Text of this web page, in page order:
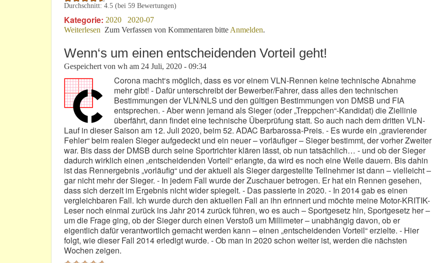
Durchschnitt: 4.5 (bei 59 Bewertungen)
Kategorie: 2020
2020-07
Weiterlesen über F1 am Nürburgring: Virtuell möglich – bald real?
Zum Verfassen von Kommentaren bitte Anmelden.
Wenn‘s um einen entscheidenden Vorteil geht!
Gespeichert von wh am 24 Juli, 2020 - 09:34
Corona macht‘s möglich, dass es vor einem VLN-Rennen keine technische Abnahme
mehr gibt! - Dafür unterschreibt der Bewerber/Fahrer, dass alles den technischen
Bestimmungen der VLN/NLS und den gültigen Bestimmungen von DMSB und FIA
entsprechen. - Aber wenn jemand als Sieger (oder „Treppchen“-Kandidat) die Ziellinie
überfährt, dann findet eine technische Überprüfung statt. So auch nach dem dritten VLN-
Lauf in dieser Saison am 12. Juli 2020, beim 52. ADAC Barbarossa-Preis. - Es wurde ein „gravierender
Fehler“ beim realen Sieger aufgedeckt und ein neuer – vorläufiger – Sieger bestimmt, der vorher Zweiter
war. Bis dass der DMSB durch seine Sportrichter klären lässt, ob nun tatsächlich… - und ob der Sieger
dadurch wirklich einen „entscheidenden Vorteil“ erlangte, da wird es noch eine Weile dauern. Bis dahin
ist das Rennergebnis „vorläufig“ und der aktuell als Sieger dargestellte Teilnehmer ist dann – vielleicht –
gar nicht mehr der Sieger. - In jedem Fall wurde der Zuschauer betrogen. Er hat ein Rennen gesehen,
dass sich derzeit im Ergebnis nicht wider spiegelt. - Das passierte in 2020. - In 2014 gab es einen
vergleichbaren Fall. Ich wurde durch den aktuellen Fall an ihn erinnert und möchte meine Motor-KRITIK-
Leser noch einmal zurück ins Jahr 2014 zurück führen, wo es auch – Sportgesetz hin, Sportgesetz her –
um die Frage ging, ob der Sieger durch einen Verstoß um Millimeter – unabhängig davon, ob er
eigentlich dafür verantwortlich gemacht werden kann – einen „entscheidenden Vorteil“ erzielte. - Hier
folgt, wie dieser Fall 2014 erledigt wurde. - Ob man in 2020 schon weiter ist, werden die nächsten
Wochen zeigen.